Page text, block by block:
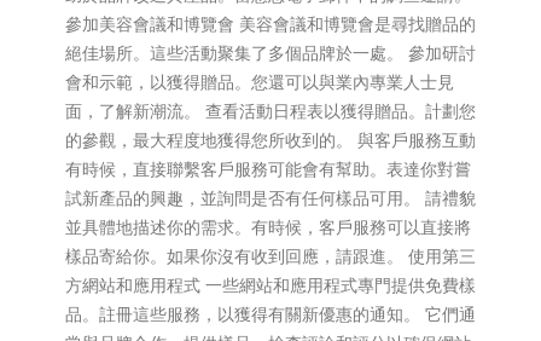
參加美容會議和博覽會 美容會議和博覽會是尋找贈品的
絕佳場所。這些活動聚集了多個品牌於一處。 參加研討
會和示範，以獲得贈品。您還可以與業內專業人士見
面，了解新潮流。 查看活動日程表以獲得贈品。計劃您
的參觀，最大程度地獲得您所收到的。 與客戶服務互動
有時候，直接聯繫客戶服務可能會有幫助。表達你對嘗
試新產品的興趣，並詢問是否有任何樣品可用。 請禮貌
並具體地描述你的需求。有時候，客戶服務可以直接將
樣品寄給你。如果你沒有收到回應，請跟進。 使用第三
方網站和應用程式 一些網站和應用程式專門提供免費樣
品。註冊這些服務，以獲得有關新優惠的通知。 它們通